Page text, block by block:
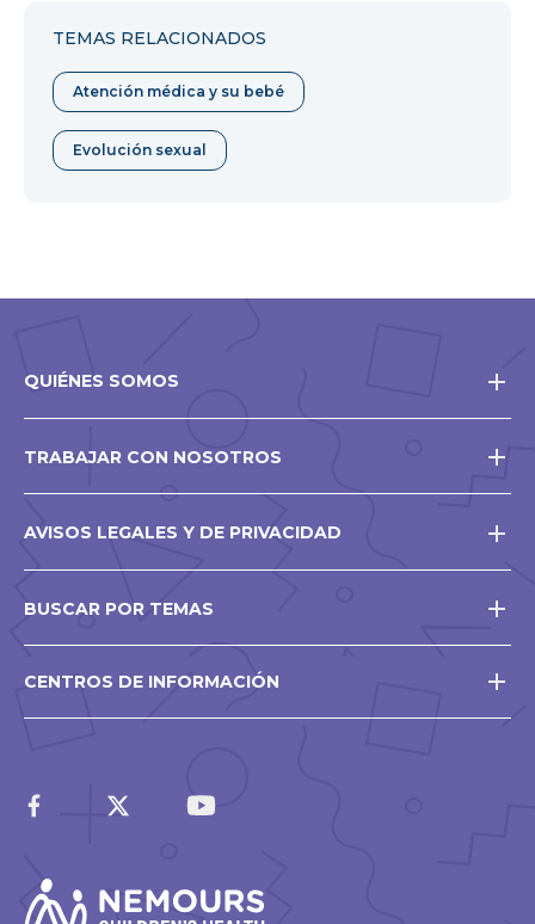
TEMAS RELACIONADOS
Atención médica y su bebé
Evolución sexual
QUIÉNES SOMOS
TRABAJAR CON NOSOTROS
AVISOS LEGALES Y DE PRIVACIDAD
BUSCAR POR TEMAS
CENTROS DE INFORMACIÓN